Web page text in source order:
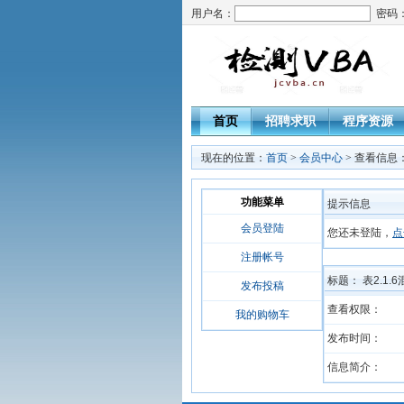
用户名： 密码
首页 招聘求职 程序资源
现在的位置： 首页 > 会员中心 > 查看信息
功能菜单
会员登陆
注册帐号
发布投稿
我的购物车
提示信息
您还未登陆，
标题： 表2.1.6
查看权限：
发布时间：
信息简介：